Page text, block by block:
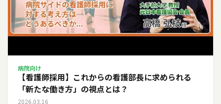
病院向け
【看護師採用】これからの看護部長に求められる
「新たな働き方」の視点とは？
2026.03.16